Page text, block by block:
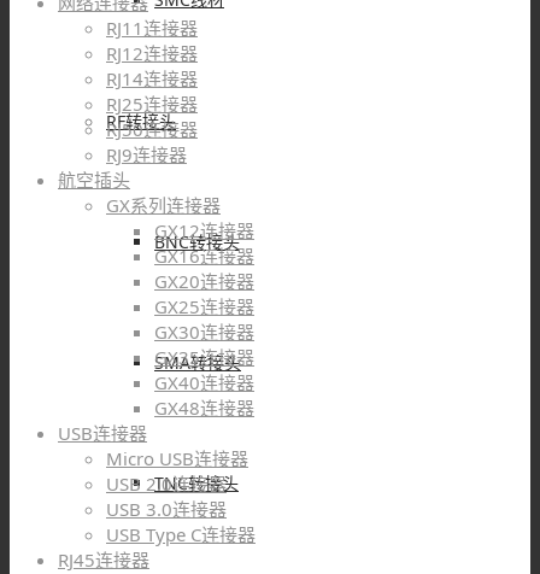
RF转接头
BNC转接头
SMA转接头
TNC转接头
RJ11连接器
RJ12连接器
RJ14连接器
RJ25连接器
RJ50连接器
RJ9连接器
航空插头
GX系列连接器
GX12连接器
GX16连接器
GX20连接器
GX25连接器
GX30连接器
GX35连接器
GX40连接器
GX48连接器
USB连接器
Micro USB连接器
USB 2.0连接器
USB 3.0连接器
USB Type C连接器
RJ45连接器